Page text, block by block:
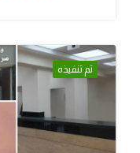
تم تنفيذه